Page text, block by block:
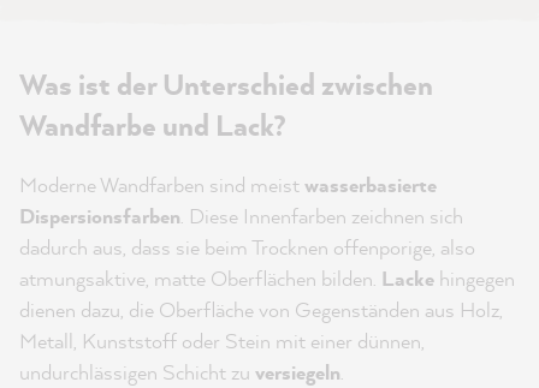
Was ist der Unterschied zwischen
Wandfarbe und Lack?
Moderne Wandfarben sind meistwasserbasierte
Dispersionsfarben. Diese Innenfarben zeichnen sich
dadurch aus, dass sie beim Trocknen offenporige, also
atmungsaktive, matte Oberflächen bilden. Lacke hingegen
dienen dazu, die Oberfläche von Gegenständen aus Holz,
Metall, Kunststoff oder Stein mit einer dünnen,
undurchlässigen Schicht zu versiegeln.